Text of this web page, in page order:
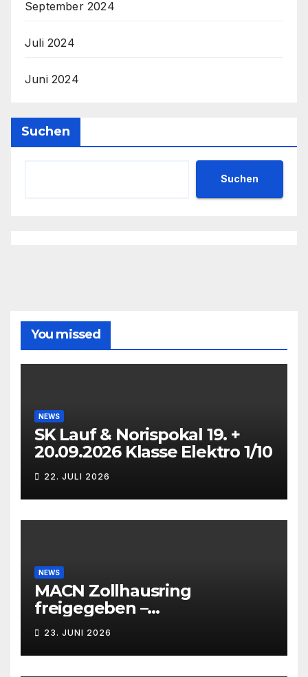
September 2024
Juli 2024
Juni 2024
Suchen
Suchen
You missed
NEWS
SK Lauf & Norispokal 19. +
20.09.2026 Klasse Elektro 1/10
22. JULI 2026
NEWS
MACN Zollhausring
freigegeben –
Eichenpräzissionsspinner
Befall beseitigt –
23. JUNI 2026